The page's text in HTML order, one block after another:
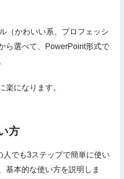
（かわいい系、プロフェッシ
ら選べて、PowerPoint形式で
楽になります。
方
人でも3ステップで簡単に使い
基本的な使い方を説明しま